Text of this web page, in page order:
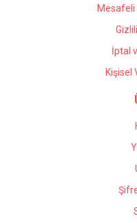
Mesafeli
İptal
Kişisel